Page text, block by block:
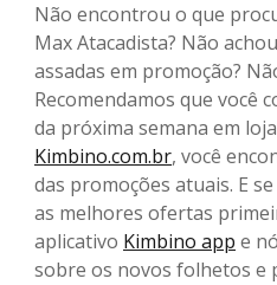
Não encontrou o que
Max Atacadista? Não
assadas em promoção?
Recomendamos que você
da próxima semana em
Kimbino.com.br, você
das promoções atuais. E
as melhores ofertas
aplicativo Kimbino app e
sobre os novos folhetos e